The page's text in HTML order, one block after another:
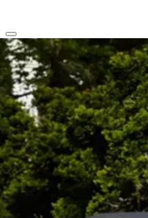
clear arrow_back_ios_new
favorite
share